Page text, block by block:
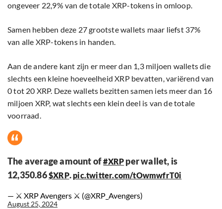
ongeveer 22,9% van de totale XRP-tokens in omloop.
Samen hebben deze 27 grootste wallets maar liefst 37%
van alle XRP-tokens in handen.
Aan de andere kant zijn er meer dan 1,3 miljoen wallets die
slechts een kleine hoeveelheid XRP bevatten, variërend van
0 tot 20 XRP. Deze wallets bezitten samen iets meer dan 16
miljoen XRP, wat slechts een klein deel is van de totale
voorraad.
The average amount of#XRP per wallet, is
12,350.86$XRP. pic.twitter.com/tOwmwfrT0i
— ⚔️ XRP Avengers ⚔️ (@XRP_Avengers)
August 25, 2024